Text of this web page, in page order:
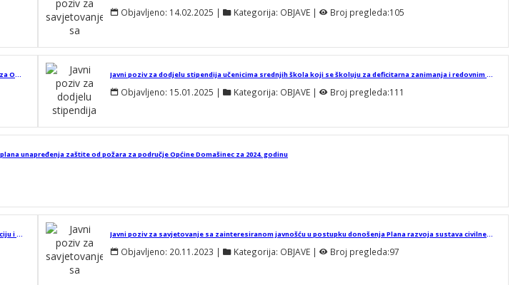
Objavljeno: 14.02.2025 | Kategorija: OBJAVE | Broj pregleda:105
Javni poziv za savjetovanje sa zainteresiranom javnošću o donošenju Procjene rizika od velikih nesreća za Općinu Domašinec za 2025. godinu Javni poziv za dodjelu stipendija učenicima srednjih škola koji se školuju za deficitarna zanimanja i redovnim studentima s područja Općine Domašinec u školskoj/akademskoj 2024./2025. godini
Objavljeno: 15.01.2025 | Kategorija: OBJAVE | Broj pregleda:111
unapređenja zaštite od požara za područje Općine Domašinec za 2024. godinu
Javni poziv za savjetovanje sa zainteresiranom javnošću o u postupku donošenja Smjernica za organizaciju i razvoj sustava civilne zaštite Općine Domašinec za razdoblje od 2024. do 2027. godine Javni poziv za savjetovanje sa zainteresiranom javnošću u postupku donošenja Plana razvoja sustava civilne zaštite na području Općine Domašinec za 2024. godinu s trogodišnjim financijskim učincima
Objavljeno: 20.11.2023 | Kategorija: OBJAVE | Broj pregleda:97